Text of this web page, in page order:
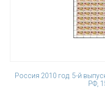
Россия 2010 год. 5-й
РФ,